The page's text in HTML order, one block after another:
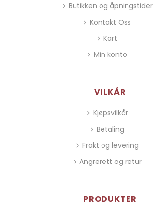
Butikken og åpningstider
Kontakt Oss
Kart
Min konto
VILKÅR
Kjøpsvilkår
Betaling
Frakt og levering
Angrerett og retur
PRODUKTER